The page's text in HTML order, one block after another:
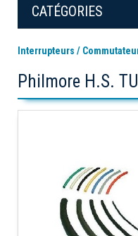
CATÉGORIES
Interrupteurs /
Philmore H.S.